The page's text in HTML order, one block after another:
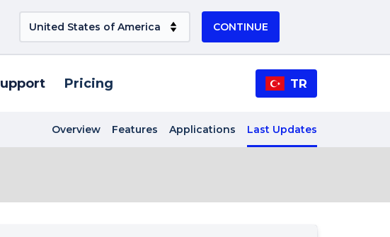
CONTINUE
Pricing TR
Overview Features Applications Last Updates